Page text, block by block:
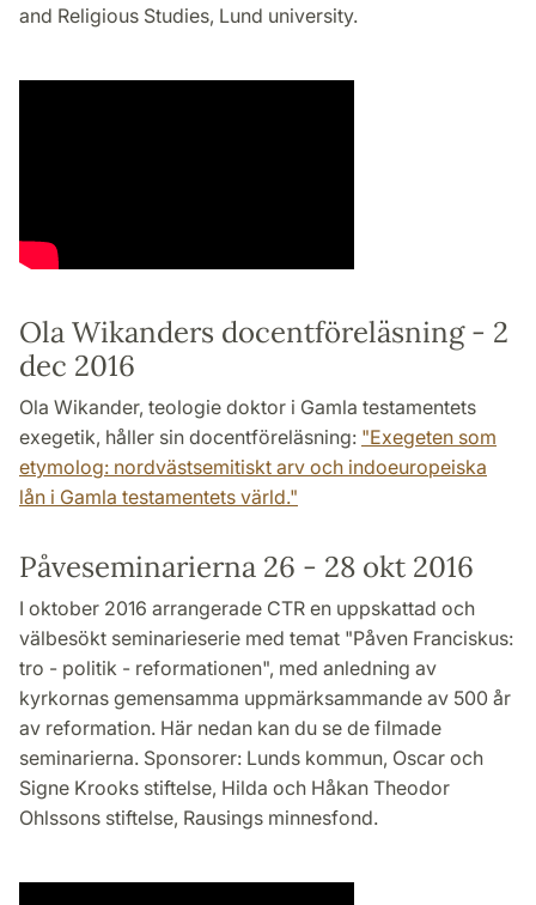
and Religious Studies, Lund university.
Ola Wikanders docentföreläsning - 2
dec 2016
Ola Wikander, teologie doktor i Gamla testamentets
exegetik, håller sin docentföreläsning: "Exegeten som
etymolog: nordvästsemitiskt arv och indoeuropeiska
lån i Gamla testamentets värld."
Påveseminarierna 26 - 28 okt 2016
I oktober 2016 arrangerade CTR en uppskattad och
välbesökt seminarieserie med temat "Påven Franciskus:
tro - politik - reformationen", med anledning av
kyrkornas gemensamma uppmärksammande av 500 år
av reformation. Här nedan kan du se de filmade
seminarierna. Sponsorer: Lunds kommun, Oscar och
Signe Krooks stiftelse, Hilda och Håkan Theodor
Ohlssons stiftelse, Rausings minnesfond.